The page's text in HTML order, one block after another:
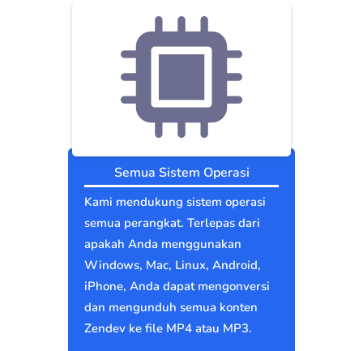
Semua Sistem Operasi
Kami mendukung sistem operasi
semua perangkat. Terlepas dari
apakah Anda menggunakan
Windows, Mac, Linux, Android,
iPhone, Anda dapat mengonversi
dan mengunduh semua konten
Zendev ke file MP4 atau MP3.